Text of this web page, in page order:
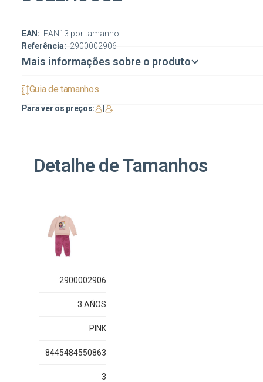
Referência: 2900002906
EAN: EAN13 por tamanho
Mais informações sobre o produto
Guia de tamanhos
Para ver os preços:
Detalhe de Tamanhos
2900002906
3 AÑOS
PINK
8445484550863
3